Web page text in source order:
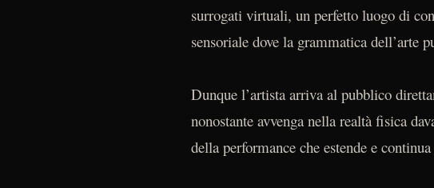
surrogati virtuali, un perfetto luogo di
sensoriale dove la grammatica dell’arte
Dunque l’artista arriva al pubblico
nonostante avvenga nella realtà fisica
della performance che estende e